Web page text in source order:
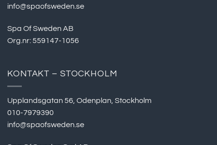
info@spaofsweden.se
Spa Of Sweden AB
Org.nr: 559147-1056
KONTAKT – STOCKHOLM
Upplandsgatan 56, Odenplan, Stockholm
010-7979390
info@spaofsweden.se